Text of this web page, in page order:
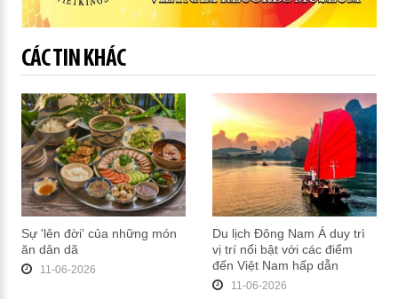
CÁC TIN KHÁC
Sự 'lên đời' của những món
ăn dân dã
11-06-2026
Du lịch Đông Nam Á duy trì
vị trí nổi bật với các điểm
đến Việt Nam hấp dẫn
11-06-2026